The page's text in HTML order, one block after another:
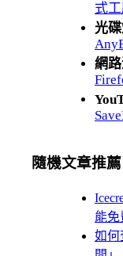
式
光碟
網路
隨機文章推薦
能免
如何